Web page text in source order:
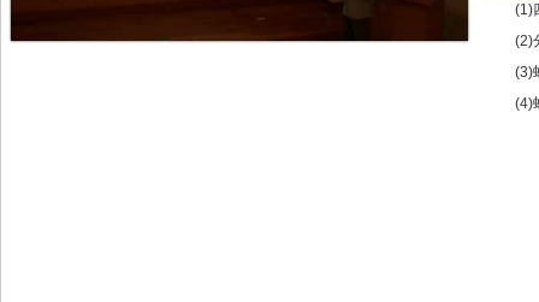
(1)
(2)
(3)
(4)